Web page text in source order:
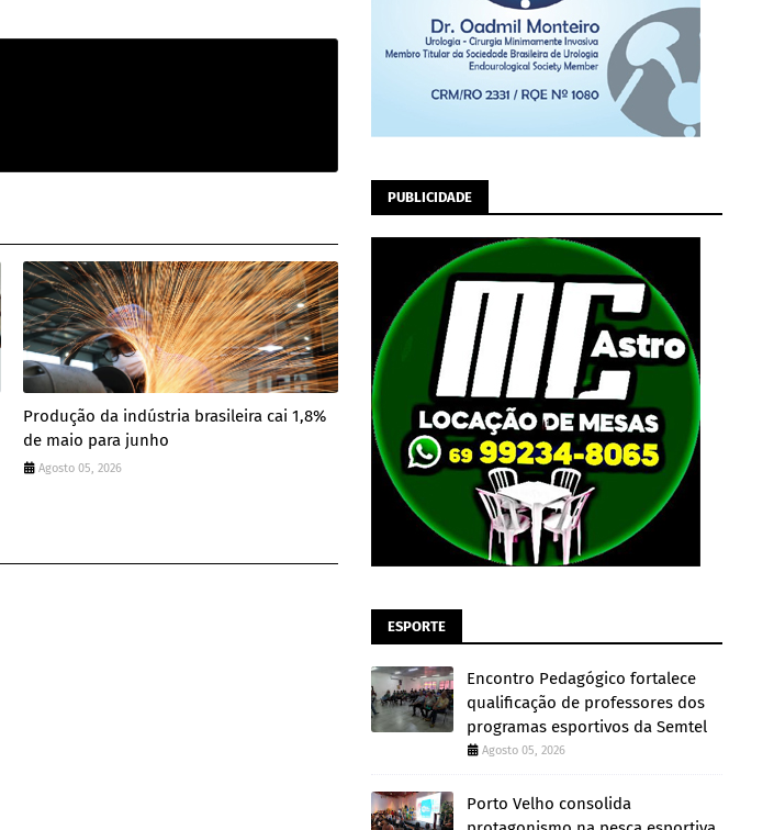
Produção da indústria brasileira cai 1,8%
de maio para junho
Agosto 05, 2026
PUBLICIDADE
ESPORTE
Encontro Pedagógico fortalece
qualificação de professores dos
programas esportivos da Semtel
Agosto 05, 2026
Porto Velho consolida